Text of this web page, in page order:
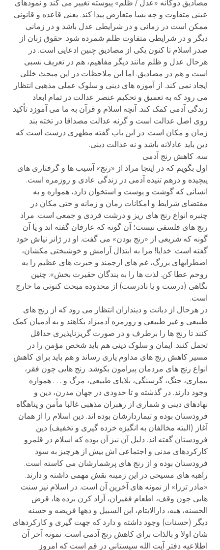
مصادیق دوگانه «عدل / ظلم» پیوسته تغییر می کند و نمودهای
عینی متفاوت و چه بسا متعارض پیدا کند. یعنی قاعده و قانونی
ممکن است در زمانی و در شرایطی عدل باشد و در زمانی
دیگر و در شرایطی متفاوت ظلم شمرده شود. حقوق زنان از
صدر اسلام تا کنون یکی از مصادیق چنین ادعایی است. در
هرحال عدل و ظلم مانند دیگر مفاهیم، هم در تعریف نسبی
است و هم در مصادیق. اما این ملاحظات در این مبحث خللی
ایجاد نمی کند. از آموزه های دینی و سلوک عملی مذهبی انتظار
می رود که به تعمیق و تحکیم عنصر عدالت در تمام ابعاد
زندگی آدمی کمک کند. آنچه اسلام و قرآن به ما می آموزد تأکید
روی اصل عدالت است و گرنه عدالت مصداقا در تخته بند
زمان و مکان است. در این باب گفته مطهری درست است که
دین باید عادلانه باشد و نه عدالت دینی.
سه. کاهش رنج آدمی
اول بگویم که در اینجا مراد از «رنج» آسیب ها و گرفتاری های
پیچیده و درهم تنیده آدمی در زندگی عادی و روزمره است.
انسانی که گوشت و پوست و استخوان دارد، همواره و به
مقتضای شرایط و امکانات زمان و زمانه و حتی مکان در
چنبره انواع رنج های ریز و درشت فردی و جمعی است. مراد
رنج های فلسفی نیست؛ آن گونه که عارفان گفته اند و یا آن
گونه که شریعی از «رنج بودن» می گفت. او در ژانر نیاش خود
گفته است: خدایا! مرا به ابتذال آرامش و خوشبختی مکشان،
اضطرابهای بزرگ، غم های ارجمند و حیرت های عظیم را به
روحم عطا کن. لذت ها را به بندگان حقیرت بخش». چنین
نگاهی (درست و یا نادرست) از محدوده مبحث کنونی ما خارج
است.
در هرحال از دیانت و دینداران انتظار می رود که از رنج های
طبیعی و غیر طبیعی و روزمره آدمیزاد بکاهند و به آدمیان کمک
کنند تا رنج ها را برطرف و در صورت گریزناپذیری حداقل
تحمل کنند. ایمان و سلوک دینی هم باید شخص مؤمن را در
مسیر کاهش رنج های مداوم یاری رساند و هم باید برای کاهش
انواع رنج های مردمان پیرامون بکوشد. رنج هایی چون فقر،
بیماری، جنگ، گرسنگی، بلایای طبیعی، مرگ و . . . همواره
وجود دارند. در گذشته و تا حدودی در جهان مدرن، دین و
نهادهای دینی و شماری از رهبران مذهبی غالبا مأمن و پناهگاه
فرودستان بوده و تیماردارشان بوده اند. دین اسلام را از همان
آغاز (البته مخالفان به انگیزه خرده گیری و تخفیف) دین
فرودستان گفته اند. دلیل آن نیز آن بوده که اسلام در قلمرو
کارکردهای مدنی و اجتماعی اش بیش از هرچیز به سود
فرودستان بوده و از رنج های پرشمارشان می کاسته است.
راهبه های مسیحی در این زمینه نقش مهمی داشته و دارند.
«مادر ترزا» از نمونه های آخرین آن است. در اسلام نیز سنت
هایی چون وقف، اطعام فقیران، آزاد کرن برده ها، قرض
الحسنه، هبه، دارالایتام، ابن السبیل و دهها فریضه و حسنه
دیگر (حسنات) وجود داشته و دارد که جهت گیری و کارکردهای
شان اولا و بالذات برای کاهش رنج آدمی است. نمونه آخر آن
اطلاعیه دفتر آیت الله سیستانی در قم است که امروز